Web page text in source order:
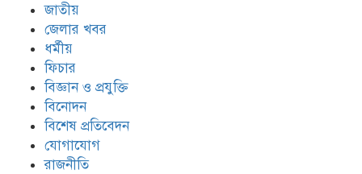
জাতীয়
জেলার খবর
ধর্মীয়
ফিচার
বিজ্ঞান ও প্রযুক্তি
বিনোদন
বিশেষ প্রতিবেদন
যোগাযোগ
রাজনীতি